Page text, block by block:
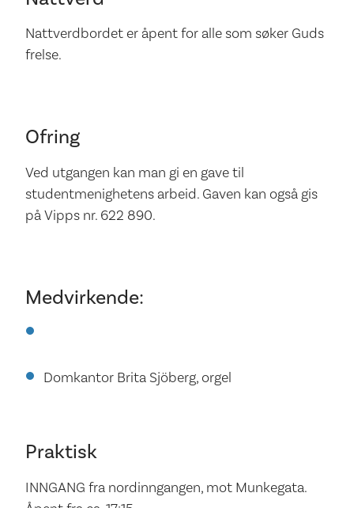
Nattverdbordet er åpent for alle som søker Guds
frelse.
Ofring
Ved utgangen kan man gi en gave til
studentmenighetens arbeid. Gaven kan også gis
på Vipps nr. 622 890.
Medvirkende:
Domkantor Brita Sjöberg, orgel
Praktisk
INNGANG fra nordinngangen, mot Munkegata.